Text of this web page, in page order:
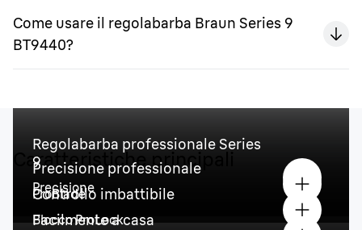
Come usare il regolabarba Braun Series 9
BT9440?
Caratteristiche principali
Regolabarba professionale Series
9
Precisione
Precisione professionale
ProBlade
Controllo imbattibile
Blocco ProLock
Facilmente a casa